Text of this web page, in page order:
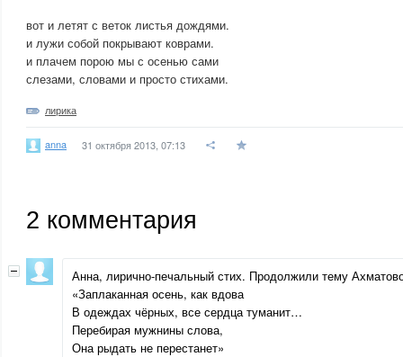
вот и летят с веток листья дождями.
и лужи собой покрывают коврами.
и плачем порою мы с осенью сами
слезами, словами и просто стихами.
лирика
anna 31 октября 2013, 07:13
2 комментария
Анна, лирично-печальный стих. Продолжили тему
«Заплаканная осень, как вдова
В одеждах чёрных, все сердца туманит…
Перебирая мужнины слова,
Она рыдать не перестанет»